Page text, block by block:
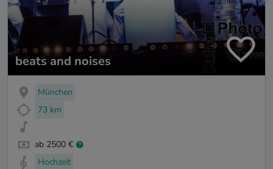
beats and noises
München
73 km
ab 2500 €
Hochzeit